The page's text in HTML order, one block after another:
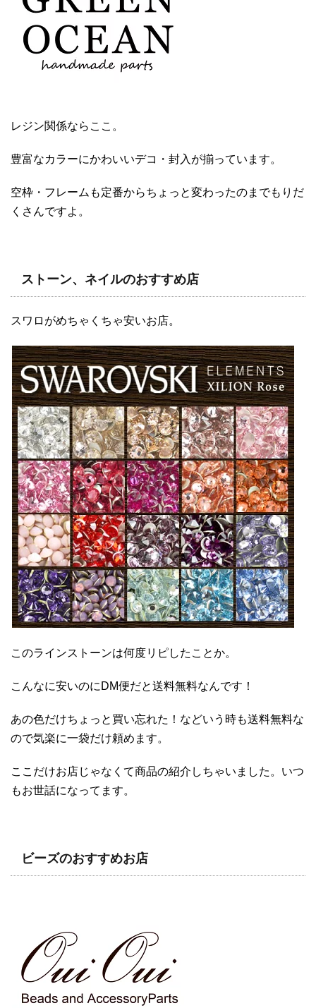
レジン関係ならここ。
豊富なカラーにかわいいデコ・封入が揃っています。
空枠・フレームも定番からちょっと変わったのまでもりだ
くさんですよ。
ストーン、ネイルのおすすめ店
スワロがめちゃくちゃ安いお店。
このラインストーンは何度リピしたことか。
こんなに安いのにDM便だと送料無料なんです！
あの色だけちょっと買い忘れた！などいう時も送料無料な
ので気楽に一袋だけ頼めます。
ここだけお店じゃなくて商品の紹介しちゃいました。いつ
もお世話になってます。
ビーズのおすすめお店